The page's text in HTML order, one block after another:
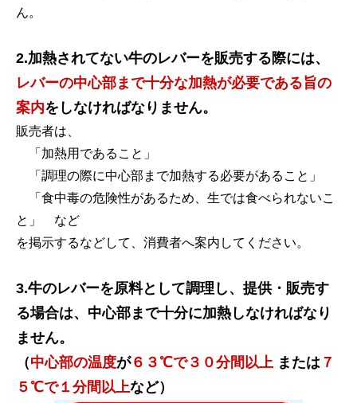
ん。
2.加熱されてない牛のレバーを販売する際には、
レバーの中心部まで十分な加熱が必要である旨の
案内をしなければなりません。
販売者は、
「加熱用であること」
「調理の際に中心部まで加熱する必要があること」
「食中毒の危険性があるため、生では食べられないこ
と」 など
を掲示するなどして、消費者へ案内してください。
3.牛のレバーを原料として調理し、提供・販売す
る場合は、中心部まで十分に加熱しなければなり
ません。
（中心部の温度が６３℃で３０分間以上 または ７
５℃で１分間以上など）